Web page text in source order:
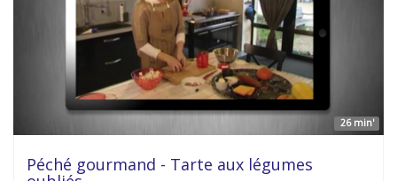
26 min'
Péché gourmand - Tarte aux légumes